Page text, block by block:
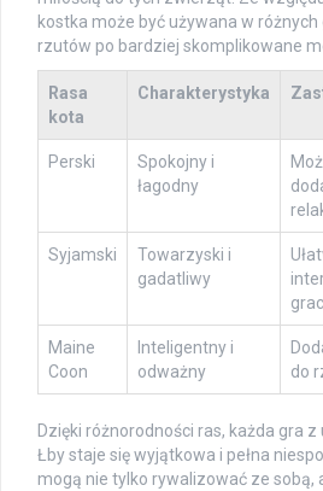
kostka może być używana w różnych
rzutów po bardziej skomplikowane
Rasa
kota
Charakterystyka
Perski
Spokojny i
łagodny
Syjamski
Towarzyski i
gadatliwy
Maine
Coon
Inteligentny i
odważny
do
Dzięki różnorodności ras, każda gra z
Łby staje się wyjątkowa i pełna
mogą nie tylko rywalizować ze sobą,